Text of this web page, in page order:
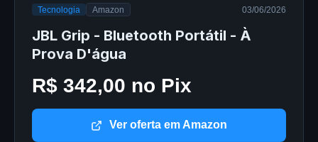
Tecnologia Amazon 03/06/2026
JBL Grip - Bluetooth Portátil - À
Prova D'água
R$ 342,00 no Pix
Ver oferta em Amazon